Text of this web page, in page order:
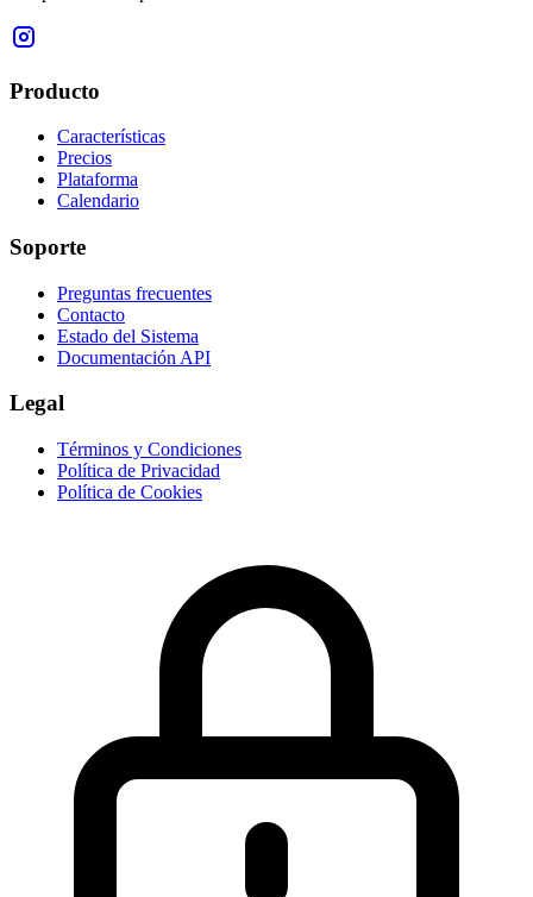
Producto
Características
Precios
Plataforma
Calendario
Soporte
Preguntas frecuentes
Contacto
Estado del Sistema
Documentación API
Legal
Términos y Condiciones
Política de Privacidad
Política de Cookies